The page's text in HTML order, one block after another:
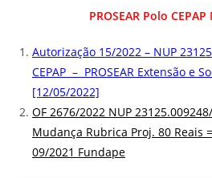
PROSEAR Polo
Autorização 15/2022 – NUP
CEPAP – PROSEAR Extensão e
[12/05/2022]
OF 2676/2022 NUP
Mudança Rubrica Proj. 80 Reais
09/2021 Fundape